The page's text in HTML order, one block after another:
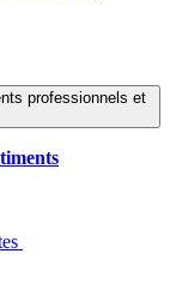
professionnels et